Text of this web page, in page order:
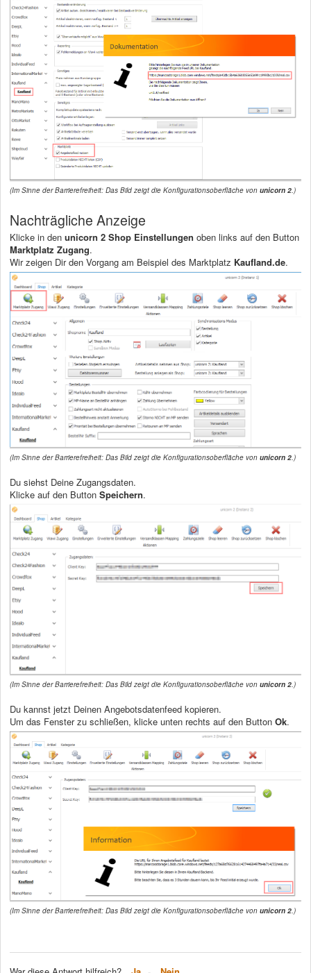
(Im Sinne der Barrierefreiheit: Das Bild zeigt die Konfigurationsoberfläche von unicorn 2 .)
Nachträgliche Anzeige
Klicke in den unicorn 2 Shop Einstellungen oben links auf den Button
Marktplatz Zugang.
Wir zeigen Dir den Vorgang am Beispiel des Marktplatz Kaufland.de.
(Im Sinne der Barrierefreiheit: Das Bild zeigt die Konfigurationsoberfläche von unicorn 2.)
Du siehst Deine Zugangsdaten.
Klicke auf den Button Speichern.
(Im Sinne der Barrierefreiheit: Das Bild zeigt die Konfigurationsoberfläche von unicorn 2.)
Du kannst jetzt Deinen Angebotsdatenfeed kopieren.
Um das Fenster zu schließen, klicke unten rechts auf den Button Ok.
(Im Sinne der Barrierefreiheit: Das Bild zeigt die Konfigurationsoberfläche von unicorn 2 .)